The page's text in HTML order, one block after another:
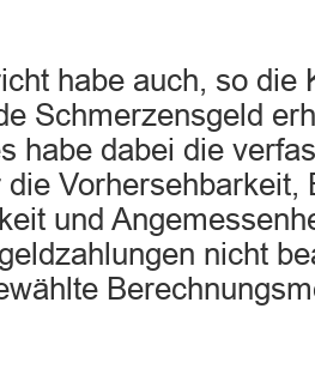
habe auch, so die
Schmerzensgeld
habe dabei die
die Vorhersehbarkeit,
und
nicht